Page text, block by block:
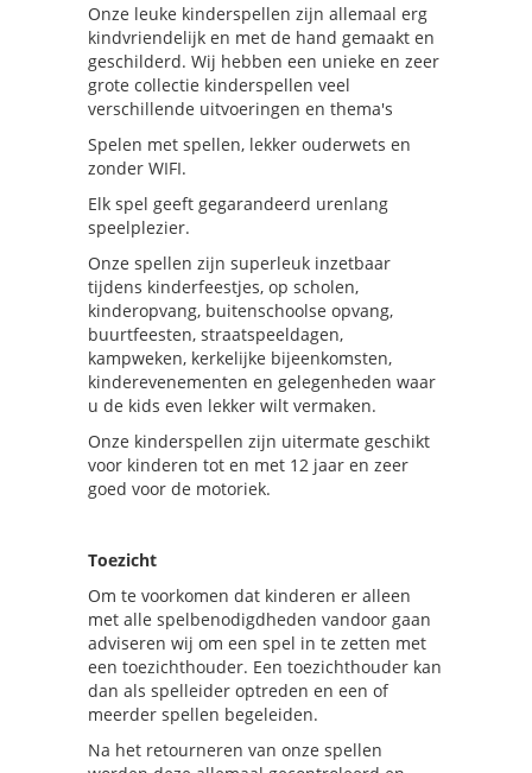
Onze leuke kinderspellen zijn allemaal erg
kindvriendelijk en met de hand gemaakt en
geschilderd. Wij hebben een unieke en zeer
grote collectie kinderspellen veel
verschillende uitvoeringen en thema's
Spelen met spellen, lekker ouderwets en
zonder WIFI.
Elk spel geeft gegarandeerd urenlang
speelplezier.
Onze spellen zijn superleuk inzetbaar
tijdens kinderfeestjes, op scholen,
kinderopvang, buitenschoolse opvang,
buurtfeesten, straatspeeldagen,
kampweken, kerkelijke bijeenkomsten,
kinderevenementen en gelegenheden waar
u de kids even lekker wilt vermaken.
Onze kinderspellen zijn uitermate geschikt
voor kinderen tot en met 12 jaar en zeer
goed voor de motoriek.
Toezicht
Om te voorkomen dat kinderen er alleen
met alle spelbenodigdheden vandoor gaan
adviseren wij om een spel in te zetten met
een toezichthouder. Een toezichthouder kan
dan als spelleider optreden en een of
meerder spellen begeleiden.
Na het retourneren van onze spellen